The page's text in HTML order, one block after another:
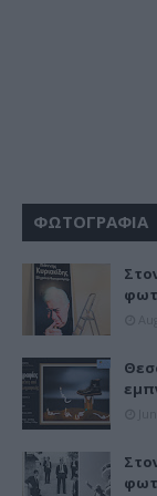
ΦΩΤΟΓΡΑΦΙΑ